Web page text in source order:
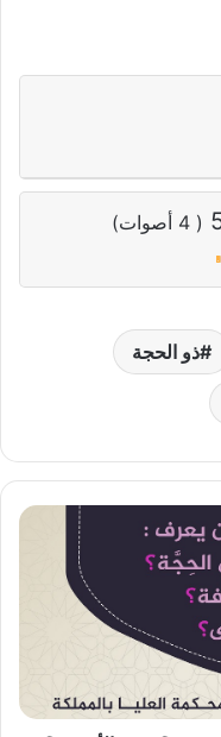
(
4 أصوات)
ذو الحجة